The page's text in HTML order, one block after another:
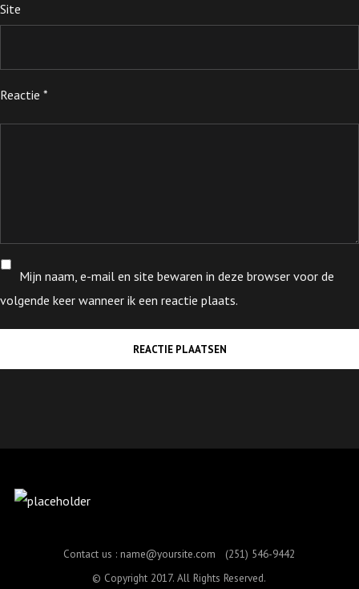
Site
Reactie *
Mijn naam, e-mail en site bewaren in deze browser voor de
volgende keer wanneer ik een reactie plaats.
Contact us : name@yoursite.com (251) 546-9442
© Copyright 2017. All Rights Reserved.